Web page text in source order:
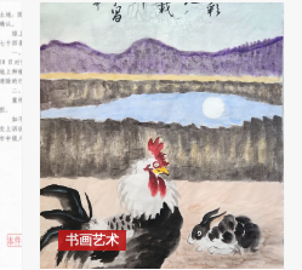
书画艺术